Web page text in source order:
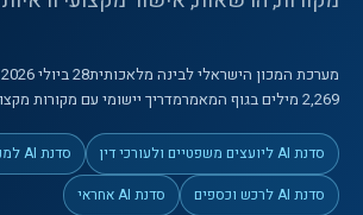
מערכת המכון הישראלי לבינה מלאכותית28 ביולי 2026
2,269 מיליםבגוף המאמרמדריך יישומי עם מקורות
סדנת AI ליועצים משפטיים ולעורכי דין
סדנת AI למנהלי כספים
סדנת AI לרכש וכספים
סדנת AI אחראי